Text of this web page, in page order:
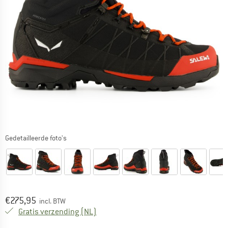
Gedetailleerde foto's
Prijs:
€275,95 incl. BTW
Gratis verzending (NL)